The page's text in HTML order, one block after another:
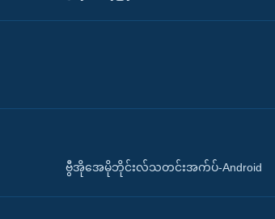
ဗွီအိုအေမိုဘိုင်းလ်သတင်းအက်ပ်-Android